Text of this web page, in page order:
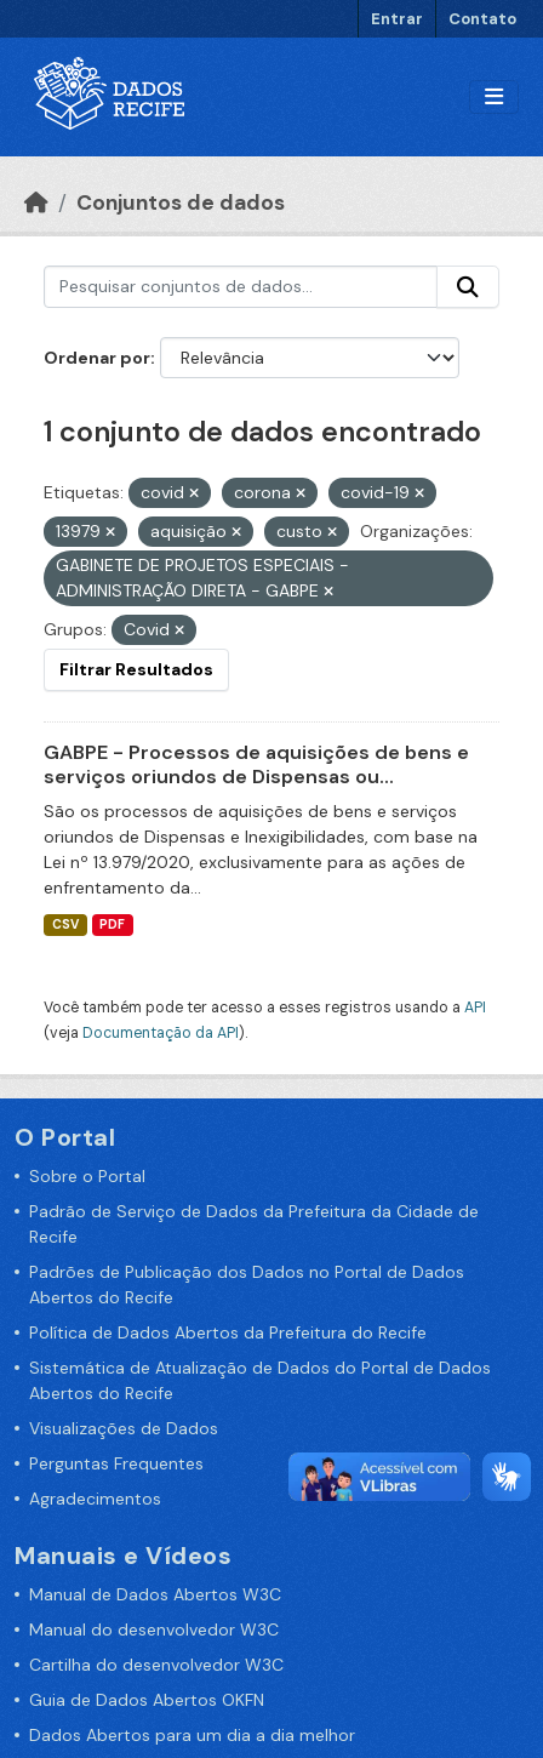
Entrar Contato
Conjuntos de dados
Ordenar por
1 conjunto de dados encontrado
Etiquetas: covid corona
covid-19
13979
aquisição custo
Organizações:
GABINETE DE PROJETOS ESPECIAIS -
ADMINISTRAÇÃO DIRETA - GABPE
Grupos:
Covid
Filtrar Resultados
GABPE - Processos de aquisições de bens e
serviços oriundos de Dispensas ou...
São os processos de aquisições de bens e serviços
oriundos de Dispensas e Inexigibilidades, com base na
Lei nº 13.979/2020, exclusivamente para as ações de
enfrentamento da...
CSV PDF
Você também pode ter acesso a esses registros usando a API
(veja Documentação da API).
O Portal
Sobre o Portal
Padrão de Serviço de Dados da Prefeitura da Cidade de
Recife
Padrões de Publicação dos Dados no Portal de Dados
Abertos do Recife
Política de Dados Abertos da Prefeitura do Recife
Sistemática de Atualização de Dados do Portal de Dados
Abertos do Recife
Visualizações de Dados
Perguntas Frequentes
Agradecimentos
Manuais e Vídeos
Manual de Dados Abertos W3C
Manual do desenvolvedor W3C
Cartilha do desenvolvedor W3C
Guia de Dados Abertos OKFN
Dados Abertos para um dia a dia melhor